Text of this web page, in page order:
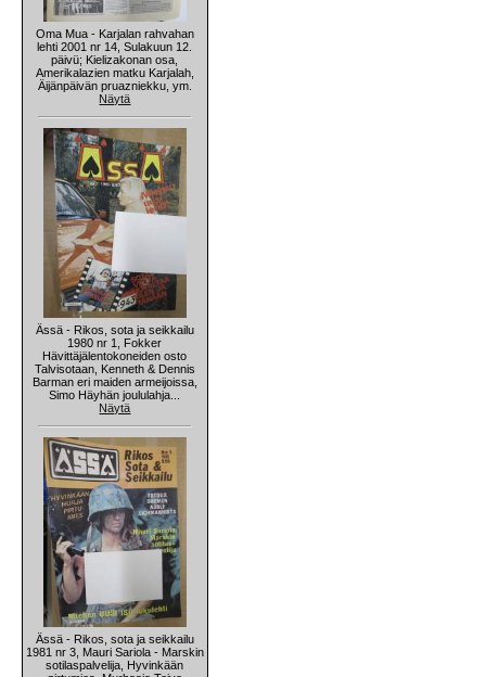
Oma Mua - Karjalan rahvahan
lehti 2001 nr 14, Sulakuun 12.
päivü; Kielizakonan osa,
Amerikalazien matku Karjalah,
Äijänpäivän pruazniekku, ym.
Näytä
Ässä - Rikos, sota ja seikkailu
1980 nr 1, Fokker
Hävittäjälentokoneiden osto
Talvisotaan, Kenneth & Dennis
Barman eri maiden armeijoissa,
Simo Häyhän joululahja...
Näytä
Ässä - Rikos, sota ja seikkailu
1981 nr 3, Mauri Sariola - Marskin
sotilaspalvelija, Hyvinkään